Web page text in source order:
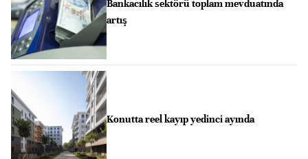
Bankacılık sektörü toplam mevduatında
artış
Konutta reel kayıp yedinci ayında